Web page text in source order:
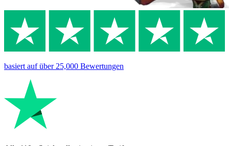
basiert aufüber 25,000 Bewertungen